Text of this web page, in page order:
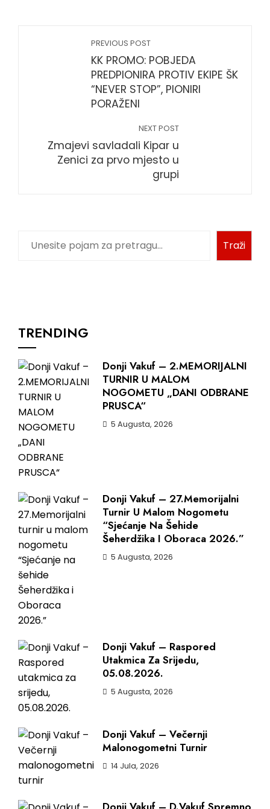
PREVIOUS POST
KK PROMO: POBJEDA
PREDPIONIRA PROTIV EKIPE ŠK
“NEVER STOP”, PIONIRI
PORAŽENI
NEXT POST
Zmajevi savladali Kipar u
Zenici za prvo mjesto u
grupi
Traži
TRENDING
Donji Vakuf – 2.MEMORIJALNI
TURNIR U MALOM
NOGOMETU „DANI ODBRANE
PRUSCA“
5 Augusta, 2026
Donji Vakuf – 27.Memorijalni
Turnir U Malom Nogometu
“Sjećanje Na Šehide
Šeherdžika I Oboraca 2026.”
5 Augusta, 2026
Donji Vakuf – Raspored
Utakmica Za Srijedu,
05.08.2026.
5 Augusta, 2026
Donji Vakuf – Večernji
Malonogometni Turnir
14 Jula, 2026